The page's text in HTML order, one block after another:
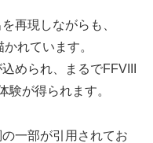
再現しながらも、
れています。
められ、まるでFFVIII
験が得られます。
一部が引用されてお